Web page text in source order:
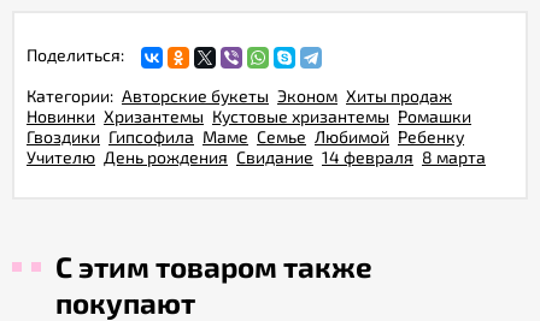
Поделиться:
Категории: Авторские букеты Эконом Хиты продаж
Новинки Хризантемы Кустовые хризантемы Ромашки
Гвоздики Гипсофила Маме Семье Любимой Ребенку
Учителю День рождения Свидание 14 февраля 8 марта
С этим товаром также
покупают